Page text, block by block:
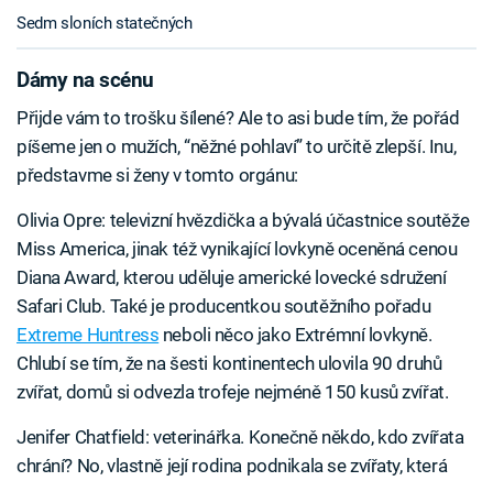
Sedm sloních statečných
Dámy na scénu
Přijde vám to trošku šílené? Ale to asi bude tím, že pořád
píšeme jen o mužích, “něžné pohlaví” to určitě zlepší. Inu,
představme si ženy v tomto orgánu:
Olivia Opre: televizní hvězdička a bývalá účastnice soutěže
Miss America, jinak též vynikající lovkyně oceněná cenou
Diana Award, kterou uděluje americké lovecké sdružení
Safari Club. Také je producentkou soutěžního pořadu
Extreme Huntress neboli něco jako Extrémní lovkyně.
Chlubí se tím, že na šesti kontinentech ulovila 90 druhů
zvířat, domů si odvezla trofeje nejméně 150 kusů zvířat.
Jenifer Chatfield: veterinářka. Konečně někdo, kdo zvířata
chrání? No, vlastně její rodina podnikala se zvířaty, která